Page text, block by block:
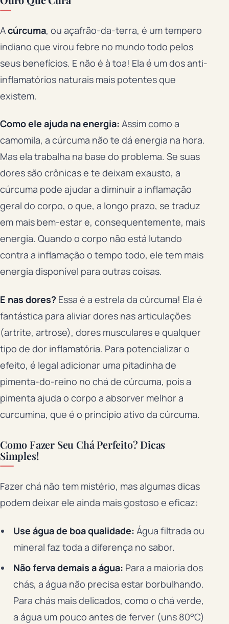
Acúrcuma, ou açafrão-da-terra, é um tempero
indiano que virou febre no mundo todo pelos
seus benefícios. E não é à toa! Ela é um dos anti-
inflamatórios naturais mais potentes que
existem.
Como ele ajuda na energia: Assim como a
camomila, a cúrcuma não te dá energia na hora.
Mas ela trabalha na base do problema. Se suas
dores são crônicas e te deixam exausto, a
cúrcuma pode ajudar a diminuir a inflamação
geral do corpo, o que, a longo prazo, se traduz
em mais bem-estar e, consequentemente, mais
energia. Quando o corpo não está lutando
contra a inflamação o tempo todo, ele tem mais
energia disponível para outras coisas.
E nas dores? Essa é a estrela da cúrcuma! Ela é
fantástica para aliviar dores nas articulações
(artrite, artrose), dores musculares e qualquer
tipo de dor inflamatória. Para potencializar o
efeito, é legal adicionar uma pitadinha de
pimenta-do-reino no chá de cúrcuma, pois a
pimenta ajuda o corpo a absorver melhor a
curcumina, que é o princípio ativo da cúrcuma.
Como Fazer Seu Chá Perfeito? Dicas
Simples!
Fazer chá não tem mistério, mas algumas dicas
podem deixar ele ainda mais gostoso e eficaz:
Use água de boa qualidade: Água filtrada ou
mineral faz toda a diferença no sabor.
Não ferva demais a água: Para a maioria dos
chás, a água não precisa estar borbulhando.
Para chás mais delicados, como o chá verde,
a água um pouco antes de ferver (uns 80°C)